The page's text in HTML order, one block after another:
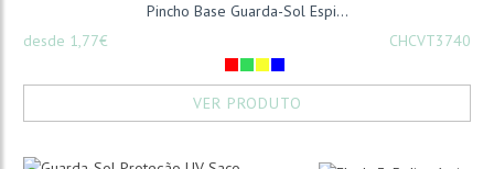
Pincho Base Guarda-Sol Espi...
desde 1,77€
CHCVT3740
VER PRODUTO